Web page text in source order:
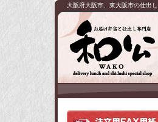
大阪府大阪市、東大阪市の仕出